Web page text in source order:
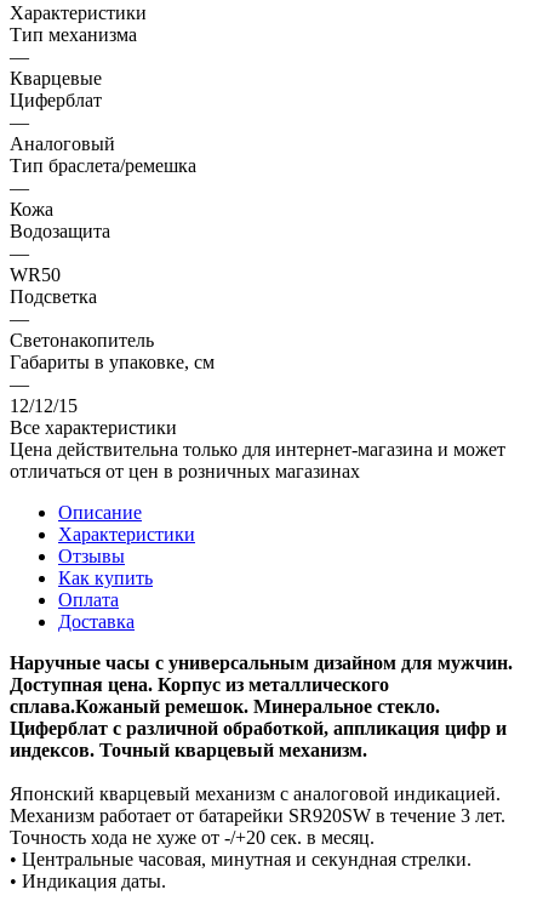
Характеристики
Тип механизма
—
Кварцевые
Циферблат
—
Аналоговый
Тип браслета/ремешка
—
Кожа
Водозащита
—
WR50
Подсветка
—
Светонакопитель
Габариты в упаковке, см
—
12/12/15
Все характеристики
Цена действительна только для интернет-магазина и может
отличаться от цен в розничных магазинах
Описание
Характеристики
Отзывы
Как купить
Оплата
Доставка
Наручные часы с универсальным дизайном для мужчин.
Доступная цена. Корпус из металлического
сплава.Кожаный ремешок. Минеральное стекло.
Циферблат с различной обработкой, аппликация цифр и
индексов. Точный кварцевый механизм.
Японский кварцевый механизм с аналоговой индикацией.
Механизм работает от батарейки SR920SW в течение 3 лет.
Точность хода не хуже от -/+20 сек. в месяц.
• Центральные часовая, минутная и секундная стрелки.
• Индикация даты.